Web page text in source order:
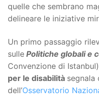
quelle che sembrano
delineare le iniziative
Un primo passaggio
sulle Politiche globali e
Convenzione di
per le disabilità segnala
dell’Osservatorio